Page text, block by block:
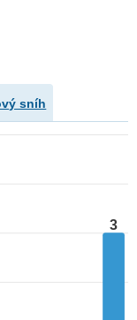
sníh
3